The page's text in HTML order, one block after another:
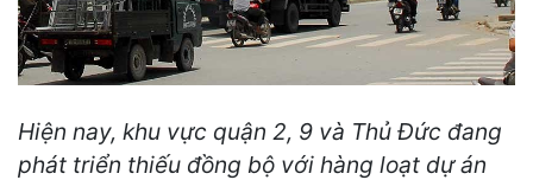
Hiện nay, khu vực quận 2, 9 và Thủ Đức đang
phát triển thiếu đồng bộ với hàng loạt dự án